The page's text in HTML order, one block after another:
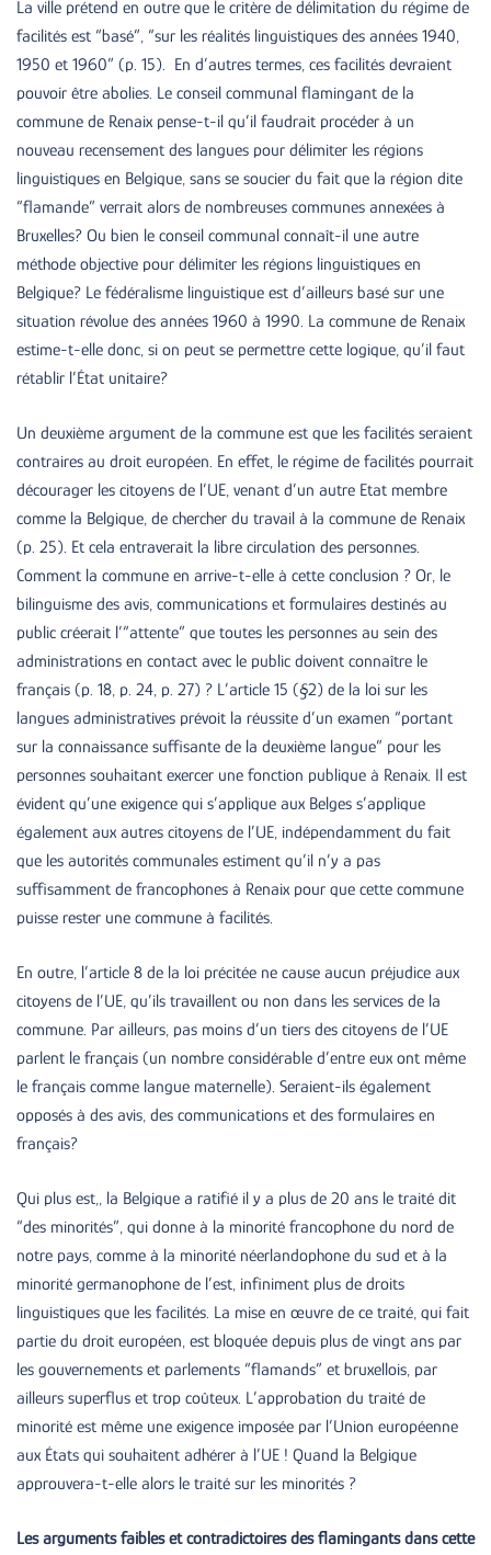
La ville prétend en outre que le critère de délimitation du régime de
facilités est “basé”, “sur les réalités linguistiques des années 1940,
1950 et 1960” (p. 15). En d’autres termes, ces facilités devraient
pouvoir être abolies. Le conseil communal flamingant de la
commune de Renaix pense-t-il qu’il faudrait procéder à un
nouveau recensement des langues pour délimiter les régions
linguistiques en Belgique, sans se soucier du fait que la région dite
“flamande” verrait alors de nombreuses communes annexées à
Bruxelles? Ou bien le conseil communal connaît-il une autre
méthode objective pour délimiter les régions linguistiques en
Belgique? Le fédéralisme linguistique est d’ailleurs basé sur une
situation révolue des années 1960 à 1990. La commune de Renaix
estime-t-elle donc, si on peut se permettre cette logique, qu’il faut
rétablir l’État unitaire?
Un deuxième argument de la commune est que les facilités seraient
contraires au droit européen. En effet, le régime de facilités pourrait
décourager les citoyens de l’UE, venant d’un autre Etat membre
comme la Belgique, de chercher du travail à la commune de Renaix
(p. 25). Et cela entraverait la libre circulation des personnes.
Comment la commune en arrive-t-elle à cette conclusion ? Or, le
bilinguisme des avis, communications et formulaires destinés au
public créerait l’“attente” que toutes les personnes au sein des
administrations en contact avec le public doivent connaître le
français (p. 18, p. 24, p. 27) ? L’article 15 (§2) de la loi sur les
langues administratives prévoit la réussite d’un examen “portant
sur la connaissance suffisante de la deuxième langue” pour les
personnes souhaitant exercer une fonction publique à Renaix. Il est
évident qu’une exigence qui s’applique aux Belges s’applique
également aux autres citoyens de l’UE, indépendamment du fait
que les autorités communales estiment qu’il n’y a pas
suffisamment de francophones à Renaix pour que cette commune
puisse rester une commune à facilités.
En outre, l’article 8 de la loi précitée ne cause aucun préjudice aux
citoyens de l’UE, qu’ils travaillent ou non dans les services de la
commune. Par ailleurs, pas moins d’un tiers des citoyens de l’UE
parlent le français (un nombre considérable d’entre eux ont même
le français comme langue maternelle). Seraient-ils également
opposés à des avis, des communications et des formulaires en
français?
Qui plus est,, la Belgique a ratifié il y a plus de 20 ans le traité dit
“des minorités”, qui donne à la minorité francophone du nord de
notre pays, comme à la minorité néerlandophone du sud et à la
minorité germanophone de l’est, infiniment plus de droits
linguistiques que les facilités. La mise en œuvre de ce traité, qui fait
partie du droit européen, est bloquée depuis plus de vingt ans par
les gouvernements et parlements “flamands” et bruxellois, par
ailleurs superflus et trop coûteux. L’approbation du traité de
minorité est même une exigence imposée par l’Union européenne
aux États qui souhaitent adhérer à l’UE ! Quand la Belgique
approuvera-t-elle alors le traité sur les minorités ?
Les arguments faibles et contradictoires des flamingants dans cette